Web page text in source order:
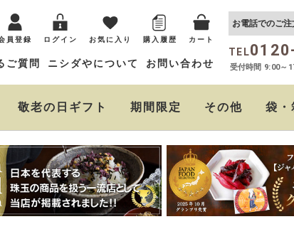
員登録 ログイン お気に入り 購入履歴 カート
ご質問 ニシダやについて お問い合わせ
お電話でのご
TEL
受付時間 9:00～
敬老の日ギフト 期間限定 その他
おらがむら まぜ
の素
しば茶漬け
たるたるソース
クリームチーズ
味噌漬
ちりめん山椒
おらがむらポン
袋・